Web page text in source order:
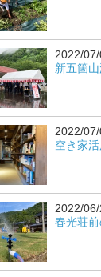
2022/
新五箇
2022/
空き家
2022/
春光荘